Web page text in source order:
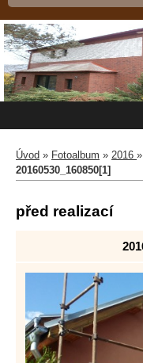
Úvod » Fotoalbum » 2016 »
20160530_160850[1]
před realizací